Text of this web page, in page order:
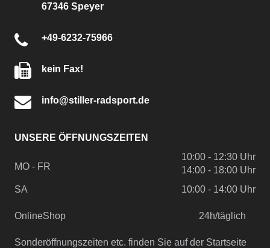
67346 Speyer
+49-6232-75966
kein Fax!
info@stiller-radsport.de
UNSERE ÖFFNUNGSZEITEN
MO - FR
10:00 - 12:30 Uhr
14:00 - 18:00 Uhr
SA
10:00 - 14:00 Uhr
OnlineShop 24h/täglich
Sonderöffnungszeiten etc. finden Sie auf der Startseite